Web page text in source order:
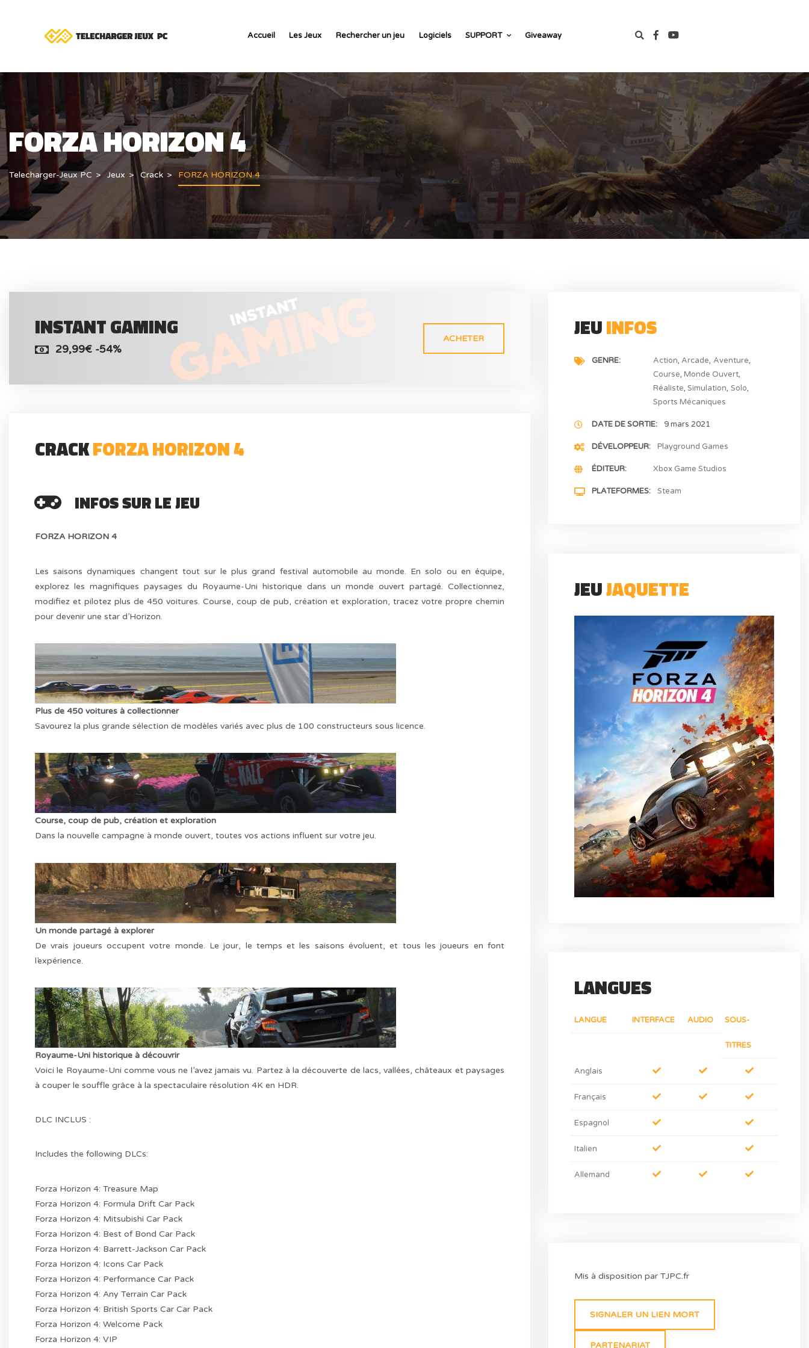
Accueil Les Jeux Rechercher un jeu Logiciels SUPPORT Giveaway
FORZA HORIZON 4
Telecharger-Jeux PC Jeux Crack FORZA HORIZON 4
INSTANT GAMING
29,99€ -54%
ACHETER
CRACKFORZA HORIZON 4
INFOS SUR LE JEU
FORZA HORIZON 4
Les saisons dynamiques changent tout sur le plus grand festival automobile au monde. En solo ou en équipe,
explorez les magnifiques paysages du Royaume-Uni historique dans un monde ouvert partagé. Collectionnez,
modifiez et pilotez plus de 450 voitures. Course, coup de pub, création et exploration, tracez votre propre chemin
pour devenir une star d’Horizon.
Plus de 450 voitures à collectionner
Savourez la plus grande sélection de modèles variés avec plus de 100 constructeurs sous licence.
Course, coup de pub, création et exploration
Dans la nouvelle campagne à monde ouvert, toutes vos actions influent sur votre jeu.
Un monde partagé à explorer
De vrais joueurs occupent votre monde. Le jour, le temps et les saisons évoluent, et tous les joueurs en font
l’expérience.
Royaume-Uni historique à découvrir
Voici le Royaume-Uni comme vous ne l’avez jamais vu. Partez à la découverte de lacs, vallées, châteaux et paysages
à couper le souffle grâce à la spectaculaire résolution 4K en HDR.
DLC INCLUS :
Includes the following DLCs:
Forza Horizon 4: Treasure Map
Forza Horizon 4: Formula Drift Car Pack
Forza Horizon 4: Mitsubishi Car Pack
Forza Horizon 4: Best of Bond Car Pack
Forza Horizon 4: Barrett-Jackson Car Pack
Forza Horizon 4: Icons Car Pack
Forza Horizon 4: Performance Car Pack
Forza Horizon 4: Any Terrain Car Pack
Forza Horizon 4: British Sports Car Car Pack
Forza Horizon 4: Welcome Pack
Forza Horizon 4: VIP
JEUINFOS
GENRE Action Arcade Aventure
Course Monde Ouvert
Réaliste Simulation Solo
Sports Mécaniques
DATE DE SORTIE 9 mars 2021
DÉVELOPPEUR Playground Games
ÉDITEUR Xbox Game Studios
PLATEFORMES Steam
JEUJAQUETTE
LANGUES
LANGUE INTERFACE AUDIO SOUS-
TITRES
Anglais
Français
Espagnol
Italien
Allemand
Mis à disposition par TJPC.fr
SIGNALER UN LIEN MORT
PARTENARIAT